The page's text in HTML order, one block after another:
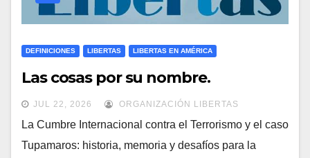
DEFINICIONES LIBERTAS LIBERTAS EN AMÉRICA
Las cosas por su nombre.
JUL 22, 2026 ORGANIZACIÓN LIBERTAS
La Cumbre Internacional contra el Terrorismo y el caso
Tupamaros: historia, memoria y desafíos para la